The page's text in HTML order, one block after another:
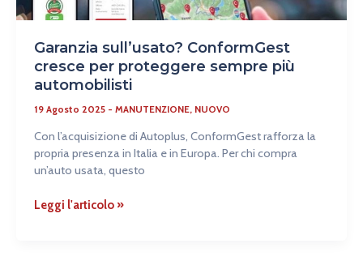
Garanzia sull’usato? ConformGest
cresce per proteggere sempre più
automobilisti
19 Agosto 2025 - MANUTENZIONE, NUOVO
Con l’acquisizione di Autoplus, ConformGest rafforza la
propria presenza in Italia e in Europa. Per chi compra
un’auto usata, questo
Leggi l'articolo »